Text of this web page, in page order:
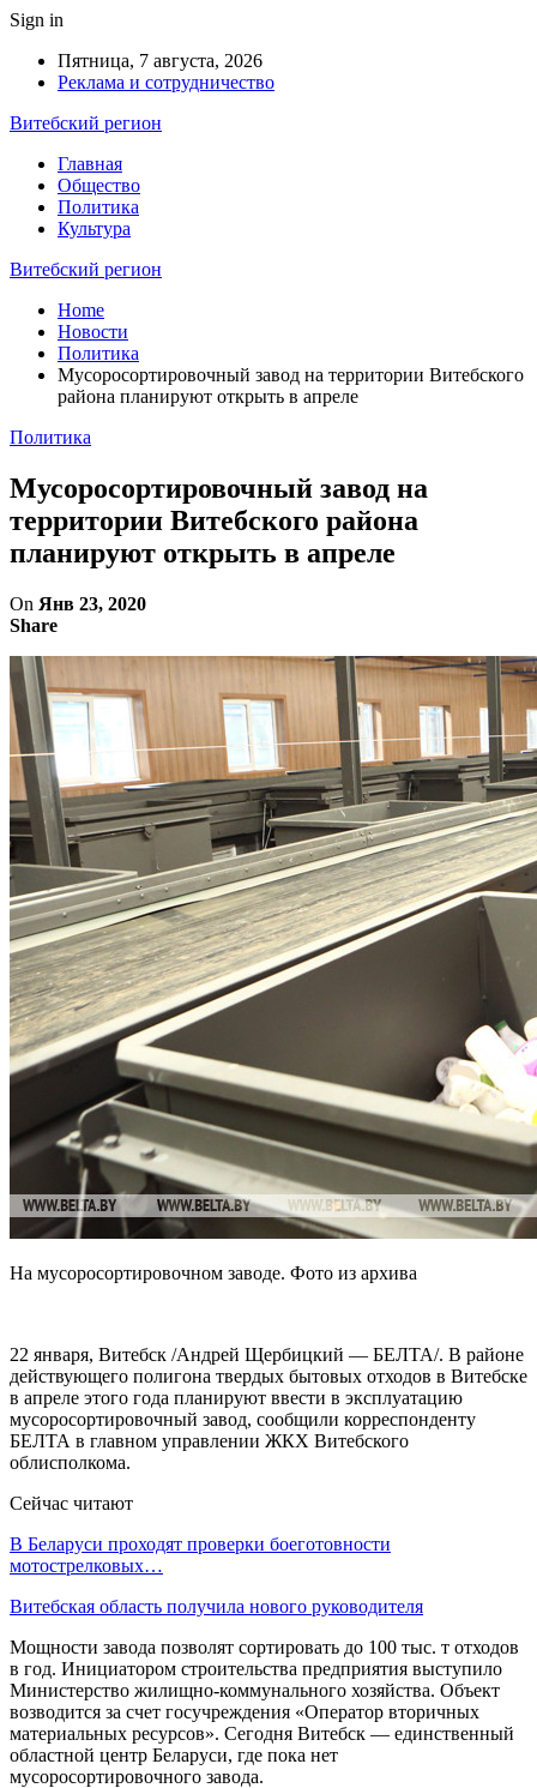
Sign in
Пятница, 7 августа, 2026
Реклама и сотрудничество
Витебский регион
Главная
Общество
Политика
Культура
Витебский регион
Home
Новости
Политика
Мусоросортировочный завод на территории Витебского
района планируют открыть в апреле
Политика
Мусоросортировочный завод на
территории Витебского района
планируют открыть в апреле
On Янв 23, 2020
Share
На мусоросортировочном заводе. Фото из архива
22 января, Витебск /Андрей Щербицкий — БЕЛТА/. В районе
действующего полигона твердых бытовых отходов в Витебске
в апреле этого года планируют ввести в эксплуатацию
мусоросортировочный завод, сообщили корреспонденту
БЕЛТА в главном управлении ЖКХ Витебского
облисполкома.
Сейчас читают
В Беларуси проходят проверки боеготовности
мотострелковых…
Витебская область получила нового руководителя
Мощности завода позволят сортировать до 100 тыс. т отходов
в год. Инициатором строительства предприятия выступило
Министерство жилищно-коммунального хозяйства. Объект
возводится за счет госучреждения «Оператор вторичных
материальных ресурсов». Сегодня Витебск — единственный
областной центр Беларуси, где пока нет
мусоросортировочного завода.